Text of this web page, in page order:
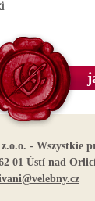
- Wszystkie
01 Ústí nad Orlicí